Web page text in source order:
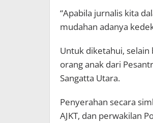
“Apabila jurnalis kita
mudahan adanya
Untuk diketahui, selain
orang anak dari
Sangatta Utara.
Penyerahan secara
AJKT, dan perwakilan